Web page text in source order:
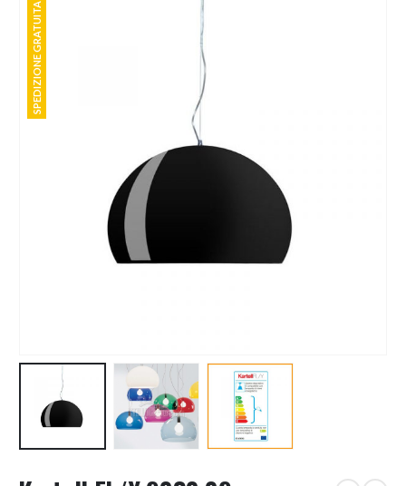
SPEDIZIONE GRATUITA
SPEDIZIONE GRATUITA